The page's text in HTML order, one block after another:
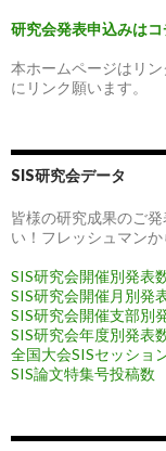
研究会発表申込みは
本ホームページはリ
にリンク願います。
SIS研究会データ
皆様の研究成果のご
い！フレッシュマン
SIS研究会開催別発表
SIS研究会開催月別発
SIS研究会開催支部別
SIS研究会年度別発表
全国大会SISセッショ
SIS論文特集号投稿数